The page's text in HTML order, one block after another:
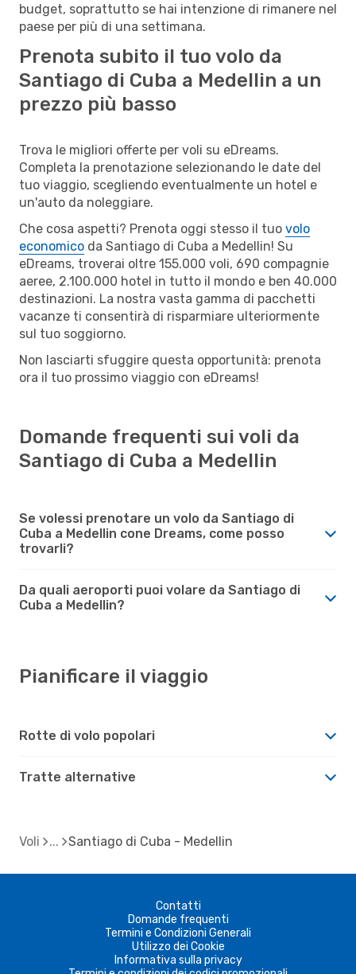
budget, soprattutto se hai intenzione di rimanere nel
paese per più di una settimana.
Prenota subito il tuo volo da
Santiago di Cuba a Medellin a un
prezzo più basso
Trova le migliori offerte per voli su eDreams.
Completa la prenotazione selezionando le date del
tuo viaggio, scegliendo eventualmente un hotel e
un'auto da noleggiare.
Che cosa aspetti? Prenota oggi stesso il tuo volo
economico da Santiago di Cuba a Medellin! Su
eDreams, troverai oltre 155.000 voli, 690 compagnie
aeree, 2.100.000 hotel in tutto il mondo e ben 40.000
destinazioni. La nostra vasta gamma di pacchetti
vacanze ti consentirà di risparmiare ulteriormente
sul tuo soggiorno.
Non lasciarti sfuggire questa opportunità: prenota
ora il tuo prossimo viaggio con eDreams!
Domande frequenti sui voli da
Santiago di Cuba a Medellin
Se volessi prenotare un volo da Santiago di
Cuba a Medellin cone Dreams, come posso
trovarli?
Da quali aeroporti puoi volare da Santiago di
Cuba a Medellin?
Pianificare il viaggio
Rotte di volo popolari
Tratte alternative
Voli Santiago di Cuba - Medellin
Contatti
Domande frequenti
Termini e Condizioni Generali
Utilizzo dei Cookie
Informativa sulla privacy